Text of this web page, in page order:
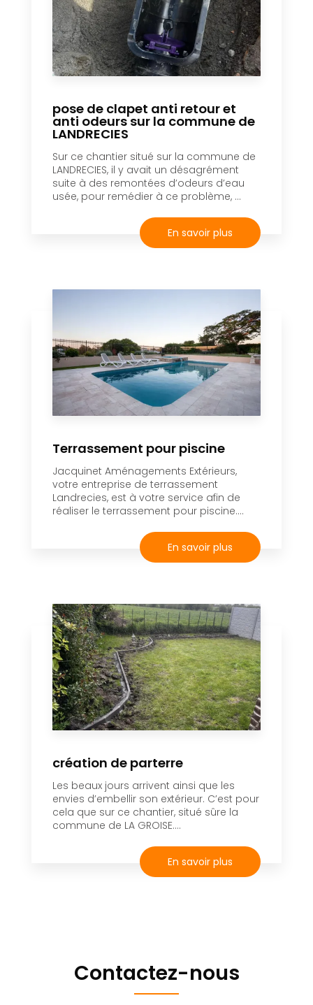
pose de clapet anti retour et
anti odeurs sur la commune de
LANDRECIES
Sur ce chantier situé sur la commune de
LANDRECIES, il y avait un désagrément
suite à des remontées d’odeurs d’eau
usée, pour remédier à ce problème, ...
En savoir plus
Terrassement pour piscine
Jacquinet Aménagements Extérieurs,
votre entreprise de terrassement
Landrecies, est à votre service afin de
réaliser le terrassement pour piscine....
En savoir plus
création de parterre
Les beaux jours arrivent ainsi que les
envies d’embellir son extérieur. C’est pour
cela que sur ce chantier, situé sûre la
commune de LA GROISE....
En savoir plus
Contactez-nous